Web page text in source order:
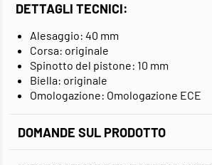
DETTAGLI TECNICI:
Alesaggio: 40 mm
Corsa: originale
Spinotto del pistone: 10 mm
Biella: originale
Omologazione: Omologazione ECE
DOMANDE SUL PRODOTTO